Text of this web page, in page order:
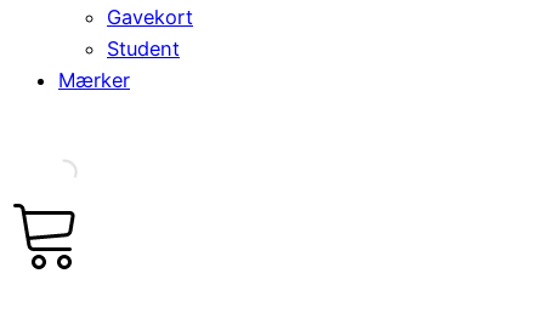
Gavekort
Student
Mærker